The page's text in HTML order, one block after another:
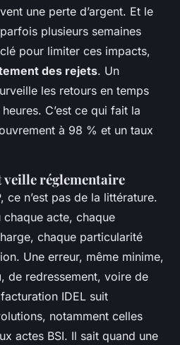
une perte d’argent. Et le
plusieurs semaines
pour limiter ces impacts,
des rejets. Un
les retours en temps
C’est ce qui fait la
à 98 % et un taux
veille réglementaire
ce n’est pas de la littérature.
chaque acte, chaque
chaque particularité
Une erreur, même minime,
, de redressement, voire de
IDEL suit
notamment celles
actes BSI. Il sait quand une